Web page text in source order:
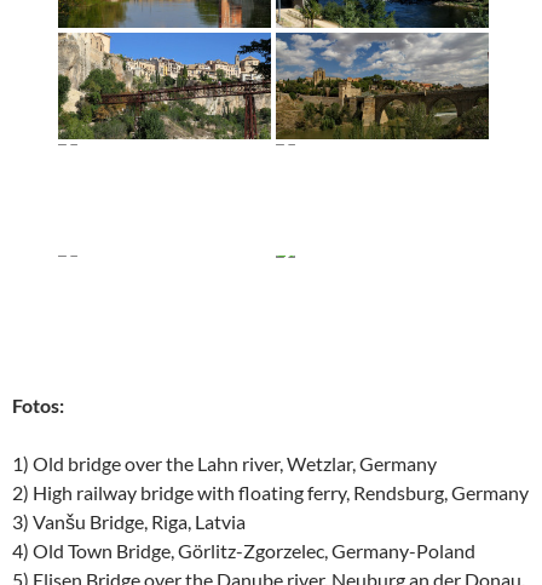
Fotos:
1) Old bridge over the Lahn river, Wetzlar, Germany
2) High railway bridge with floating ferry, Rendsburg, Germany
3) Vanšu Bridge, Riga, Latvia
4) Old Town Bridge, Görlitz-Zgorzelec, Germany-Poland
5) Elisen Bridge over the Danube river, Neuburg an der Donau,